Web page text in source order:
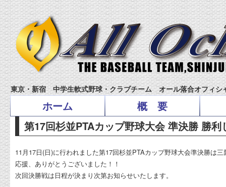
東京・新宿 中学生軟式野球・クラブチーム オール落合オフィシ
ホーム
概 要
第17回杉並PTAカップ野球大会 準決勝 勝利
11月17日(日)に行われました第17回杉並PTAカップ野球大会準決勝は
応援、ありがとうございました！！
次回決勝戦は日程が決まり次第お知らせいたします。